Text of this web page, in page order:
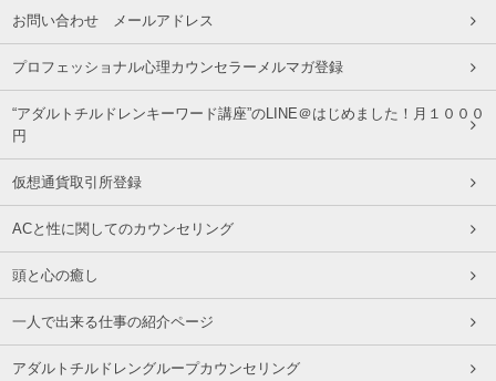
お問い合わせ メールアドレス
プロフェッショナル心理カウンセラーメルマガ登録
“アダルトチルドレンキーワード講座”のLINE＠はじめました！月１０００
円
仮想通貨取引所登録
ACと性に関してのカウンセリング
頭と心の癒し
一人で出来る仕事の紹介ページ
アダルトチルドレングループカウンセリング